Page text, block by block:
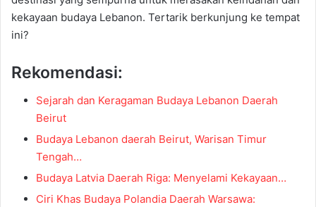
kekayaan budaya Lebanon. Tertarik berkunjung ke tempat
ini?
Rekomendasi:
Sejarah dan Keragaman Budaya Lebanon Daerah
Beirut
Budaya Lebanon daerah Beirut, Warisan Timur
Tengah…
Budaya Latvia Daerah Riga: Menyelami Kekayaan…
Ciri Khas Budaya Polandia Daerah Warsawa: